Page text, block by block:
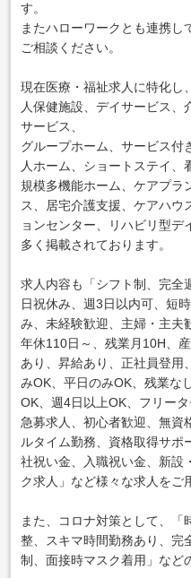
す。
またハローワークとも連携し
ご相談ください。
現在医療・福祉求人に特化し
人保健施設、デイサービス
サービス、
グループホーム、サービス付
人ホーム、ショートステイ
規模多機能ホーム、ケアプラ
ス、居宅介護支援、ケアハウ
ョンセンター、リハビリ型
多く掲載されております。
求人内容も「シフト制、完全
日祝休み、週3日以内可、短
み、未経験歓迎、主婦・主夫
年休110日～、残業月10H、
あり、昇給あり、正社員登用
みOK、平日のみOK、残業な
OK、週4日以上OK、フリー
急募求人、初心者歓迎、無資
ルタイム勤務、資格取得サポ
社祝い金、入職祝い金、新設
ク求人」など様々な求人をご
また、コロナ対策として、「
整、スキマ時間勤務あり、完
制、面接時マスク着用」など